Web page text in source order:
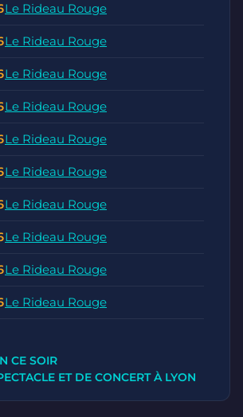
Le Rideau Rouge
Le Rideau Rouge
Le Rideau Rouge
Le Rideau Rouge
Le Rideau Rouge
Le Rideau Rouge
Le Rideau Rouge
Le Rideau Rouge
Le Rideau Rouge
Le Rideau Rouge
CE SOIR
ET DE CONCERT À LYON